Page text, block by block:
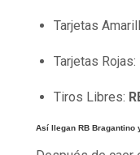
Tarjetas
Tarjetas Rojas:
Tiros Libres:
Así llegan RB Bragantino